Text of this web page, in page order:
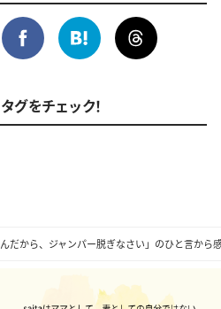
んだから、ジャンパー脱ぎなさい」のひと言から
グをチェック！